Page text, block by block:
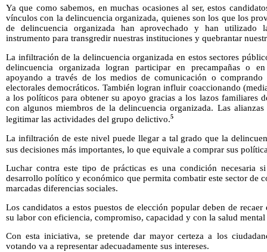
Ya que como sabemos, en muchas ocasiones al ser, estos
vínculos con la delincuencia organizada, quienes son los que los
de delincuencia organizada han aprovechado y han utilizado
instrumento para transgredir nuestras instituciones y quebrantar
La infiltración de la delincuencia organizada en estos sectores
delincuencia organizada logran participar en precampañas o
apoyando a través de los medios de comunicación o
electorales democráticos. También logran influir coaccionando
a los políticos para obtener su apoyo gracias a los lazos familiares
con algunos miembros de la delincuencia organizada. Las
legitimar las actividades del grupo delictivo.5
La infiltración de este nivel puede llegar a tal grado que la
sus decisiones más importantes, lo que equivale a comprar sus
Luchar contra este tipo de prácticas es una condición necesaria
desarrollo político y económico que permita combatir este sector de
marcadas diferencias sociales.
Los candidatos a estos puestos de elección popular deben de recaer
su labor con eficiencia, compromiso, capacidad y con la salud
Con esta iniciativa, se pretende dar mayor certeza a los
votando va a representar adecuadamente sus intereses.